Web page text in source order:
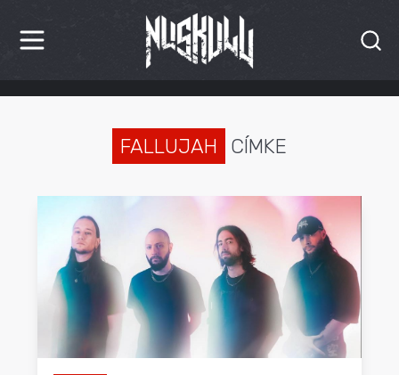
HÍREK
INTERJÚK
PREMIEREK
FALLUJAH CÍMKE